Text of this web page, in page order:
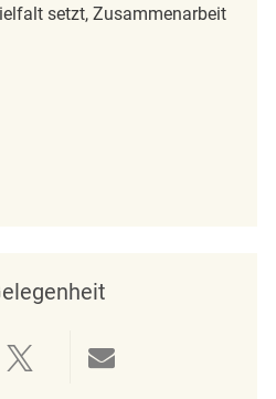
setzt, Zusammenarbeit
Associate REQ107739
teilen teilen
Über Twitter teilen